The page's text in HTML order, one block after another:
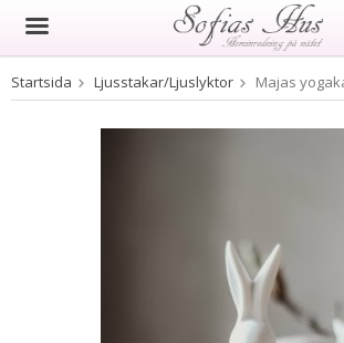
Produkten har blivit tillagd i
Startsida Ljusstakar/Ljuslyktor Majas